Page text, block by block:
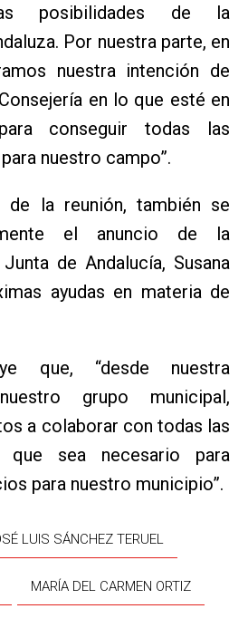
posibilidades de la
Por nuestra parte, en
nuestra intención de
en lo que esté en
conseguir todas las
nuestro campo”.
de la reunión, también se
el anuncio de la
de Andalucía, Susana
ayudas en materia de
que, “desde nuestra
grupo municipal,
a colaborar con todas las
que sea necesario para
para nuestro municipio”.
LUIS SÁNCHEZ TERUEL
MARÍA DEL CARMEN ORTIZ